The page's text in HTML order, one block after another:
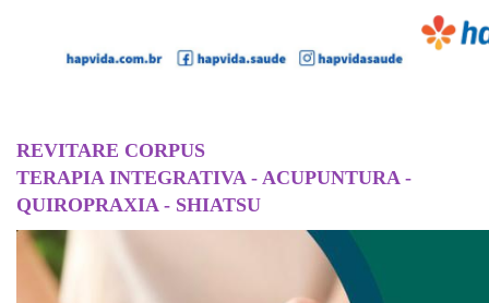
REVITARE CORPUS
TERAPIA INTEGRATIVA - ACUPUNTURA -
QUIROPRAXIA - SHIATSU